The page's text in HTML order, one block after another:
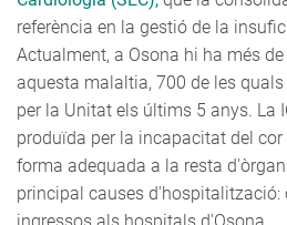
referència en la gestió de la
Actualment, a Osona hi ha més
aquesta malaltia, 700 de les
per la Unitat els últims 5 anys. La
produïda per la incapacitat del
forma adequada a la resta
principal causes d'hospitalització: